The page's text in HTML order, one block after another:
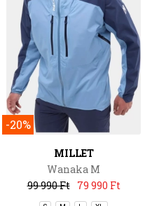
-20%
MILLET
Wanaka M
99 990 Ft
79 990 Ft